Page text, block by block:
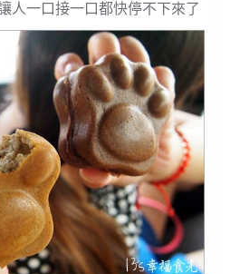
人一口接一口都快停不下來了